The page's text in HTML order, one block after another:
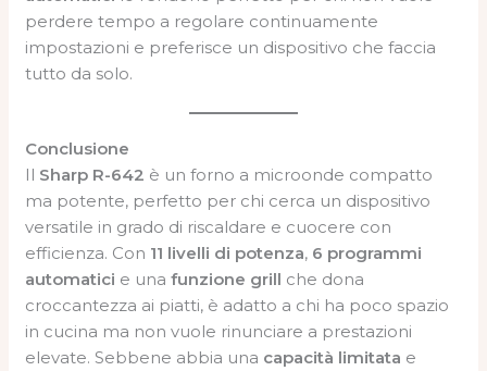
perdere tempo a regolare continuamente
impostazioni e preferisce un dispositivo che faccia
tutto da solo.
Conclusione
Il Sharp R-642 è un forno a microonde compatto
ma potente, perfetto per chi cerca un dispositivo
versatile in grado di riscaldare e cuocere con
efficienza. Con 11 livelli di potenza, 6 programmi
automatici e unafunzione grill che dona
croccantezza ai piatti, è adatto a chi ha poco spazio
in cucina ma non vuole rinunciare a prestazioni
elevate. Sebbene abbia una capacità limitata e